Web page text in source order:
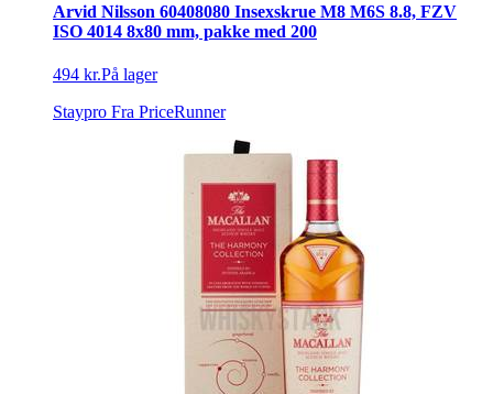
Arvid Nilsson 60408080 Insexskrue M8 M6S 8.8, FZV
ISO 4014 8x80 mm, pakke med 200
494 kr.På lager
Staypro Fra PriceRunner